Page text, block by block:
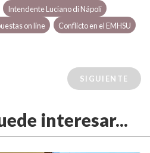
Intendente Luciano di Nápoli
on line Conflicto en el EMHSU
SIGUIENTE
interesar...